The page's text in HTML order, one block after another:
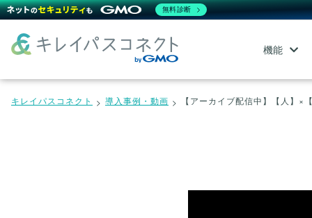
機能
キレイパスコネクト 導入事例・動画 【アーカイブ配信中】【人】×
無料診断